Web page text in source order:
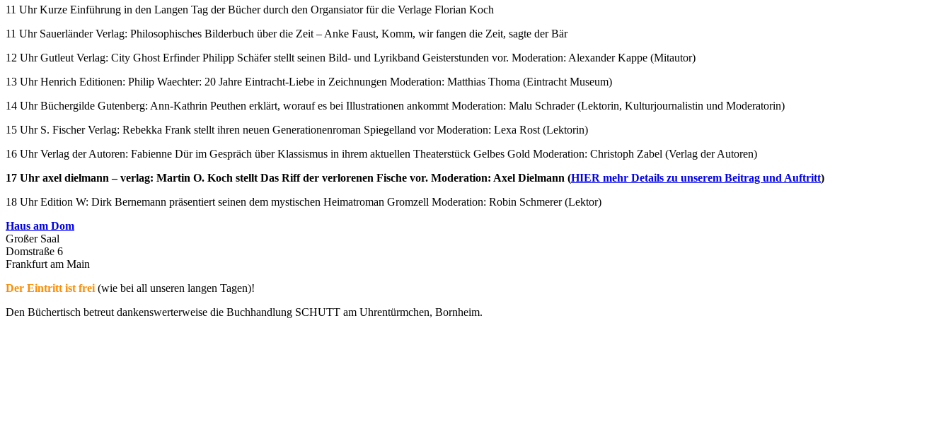
11 Uhr Kurze Einführung in den Langen Tag der Bücher durch den Organsiator für die Verlage Florian Koch
11 Uhr Sauerländer Verlag: Philosophisches Bilderbuch über die Zeit – Anke Faust, Komm, wir fangen die Zeit, sagte der Bär
12 Uhr Gutleut Verlag: City Ghost Erfinder Philipp Schäfer stellt seinen Bild- und Lyrikband Geisterstunden vor. Moderation: Alexander Kappe (Mitautor)
13 Uhr Henrich Editionen: Philip Waechter: 20 Jahre Eintracht-Liebe in Zeichnungen Moderation: Matthias Thoma (Eintracht Museum)
14 Uhr Büchergilde Gutenberg: Ann-Kathrin Peuthen erklärt, worauf es bei Illustrationen ankommt Moderation: Malu Schrader (Lektorin, Kulturjournalistin und Moderatorin)
15 Uhr S. Fischer Verlag: Rebekka Frank stellt ihren neuen Generationenroman Spiegelland vor Moderation: Lexa Rost (Lektorin)
16 Uhr Verlag der Autoren: Fabienne Dür im Gespräch über Klassismus in ihrem aktuellen Theaterstück Gelbes Gold Moderation: Christoph Zabel (Verlag der Autoren)
17 Uhr axel dielmann – verlag: Martin O. Koch stellt Das Riff der verlorenen Fische vor. Moderation: Axel Dielmann (HIER mehr Details zu unserem Beitrag und Auftritt)
18 Uhr Edition W: Dirk Bernemann präsentiert seinen dem mystischen Heimatroman Gromzell Moderation: Robin Schmerer (Lektor)
Haus am Dom
Großer Saal
Domstraße 6
Frankfurt am Main
Der Eintritt ist frei(wie bei all unseren langen Tagen)!
Den Büchertisch betreut dankenswerterweise die Buchhandlung SCHUTT am Uhrentürmchen, Bornheim.